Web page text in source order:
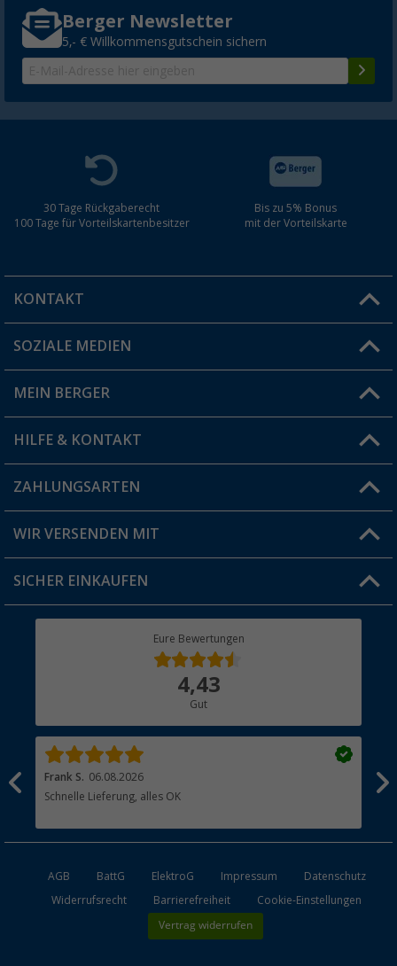
Berger Newsletter
5,- € Willkommensgutschein sichern
30 Tage Rückgaberecht
100 Tage für Vorteilskartenbesitzer
Bis zu 5% Bonus
mit der Vorteilskarte
KONTAKT
Du hast eine Frage?
Filiale finden
SOZIALE MEDIEN
MEIN BERGER
Vorteilskarte
Blog
Jobs & Karriere
HILFE & KONTAKT
FAQ & Kontakt
Versandinformationen
Rücksendung
ZAHLUNGSARTEN
WIR VERSENDEN MIT
SICHER EINKAUFEN
Eure Bewertungen
4,43
Gut
Frank S. 06.08.2026
Schnelle Lieferung, alles OK
AGB BattG ElektroG Impressum
Datenschutz
Widerrufsrecht
Barrierefreiheit Cookie-Einstellungen
Vertrag widerrufen